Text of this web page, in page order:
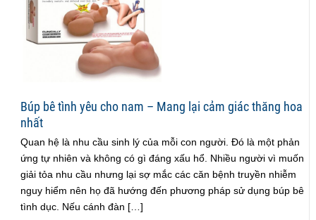
Búp bê tình yêu cho nam – Mang lại cảm giác thăng hoa
nhất
Quan hệ là nhu cầu sinh lý của mỗi con người. Đó là một phản
ứng tự nhiên và không có gì đáng xấu hổ. Nhiều người vì muốn
giải tỏa nhu cầu nhưng lại sợ mắc các căn bệnh truyền nhiễm
nguy hiểm nên họ đã hướng đến phương pháp sử dụng búp bê
tình dục. Nếu cánh đàn […]